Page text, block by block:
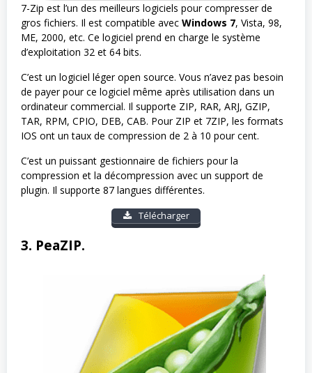
7-Zip est l’un des meilleurs logiciels pour compresser de
gros fichiers. Il est compatible avec Windows 7, Vista, 98,
ME, 2000, etc. Ce logiciel prend en charge le système
d’exploitation 32 et 64 bits.
C’est un logiciel léger open source. Vous n’avez pas besoin
de payer pour ce logiciel même après utilisation dans un
ordinateur commercial. Il supporte ZIP, RAR, ARJ, GZIP,
TAR, RPM, CPIO, DEB, CAB. Pour ZIP et 7ZIP, les formats
IOS ont un taux de compression de 2 à 10 pour cent.
C’est un puissant gestionnaire de fichiers pour la
compression et la décompression avec un support de
plugin. Il supporte 87 langues différentes.
Télécharger
3. PeaZIP.